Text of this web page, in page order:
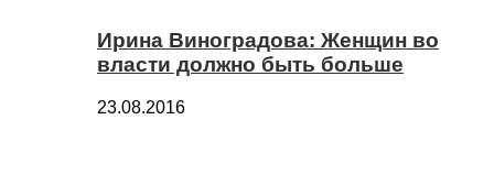
Ирина Виноградова: Женщин во
власти должно быть больше
23.08.2016